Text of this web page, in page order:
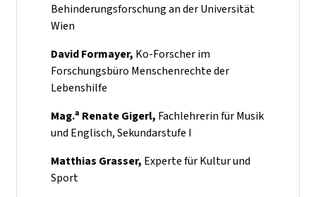
Behinderungsforschung an der Universität
Wien
David Formayer, Ko-Forscher im
Forschungsbüro Menschenrechte der
Lebenshilfe
Mag.a Renate Gigerl, Fachlehrerin für Musik
und Englisch, Sekundarstufe I
Matthias Grasser, Experte für Kultur und
Sport